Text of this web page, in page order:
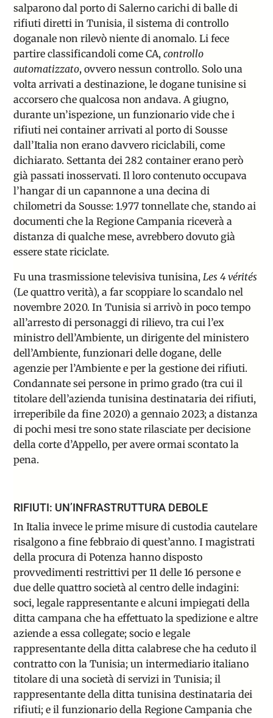
salparono dal porto di Salerno carichi di balle di
rifiuti diretti in Tunisia, il sistema di controllo
doganale non rilevò niente di anomalo. Li fece
partire classificandoli come CA,controllo
automatizzato, ovvero nessun controllo. Solo una
volta arrivati a destinazione, le dogane tunisine si
accorsero che qualcosa non andava. A giugno,
durante un’ispezione, un funzionario vide che i
rifiuti nei container arrivati al porto di Sousse
dall’Italia non erano davvero riciclabili, come
dichiarato. Settanta dei 282 container erano però
già passati inosservati. Il loro contenuto occupava
l’hangar di un capannone a una decina di
chilometri da Sousse: 1.977 tonnellate che, stando ai
documenti che la Regione Campania riceverà a
distanza di qualche mese, avrebbero dovuto già
essere state riciclate.
Fu una trasmissione televisiva tunisina,Les 4 vérités
(Le quattro verità), a far scoppiare lo scandalo nel
novembre 2020. In Tunisia si arrivò in poco tempo
all’arresto di personaggi di rilievo, tra cui l’ex
ministro dell’Ambiente, un dirigente del ministero
dell’Ambiente, funzionari delle dogane, delle
agenzie per l’Ambiente e per la gestione dei rifiuti.
Condannate sei persone in primo grado (tra cui il
titolare dell’azienda tunisina destinataria dei rifiuti,
irreperibile da fine 2020) a gennaio 2023; a distanza
di pochi mesi tre sono state rilasciate per decisione
della corte d’Appello, per avere ormai scontato la
pena.
RIFIUTI: UN’INFRASTRUTTURA DEBOLE
In Italia invece le prime misure di custodia cautelare
risalgono a fine febbraio di quest’anno. I magistrati
della procura di Potenza hanno disposto
provvedimenti restrittivi per 11 delle 16 persone e
due delle quattro società al centro delle indagini:
soci, legale rappresentante e alcuni impiegati della
ditta campana che ha effettuato la spedizione e altre
aziende a essa collegate; socio e legale
rappresentante della ditta calabrese che ha ceduto il
contratto con la Tunisia; un intermediario italiano
titolare di una società di servizi in Tunisia; il
rappresentante della ditta tunisina destinataria dei
rifiuti; e il funzionario della Regione Campania che